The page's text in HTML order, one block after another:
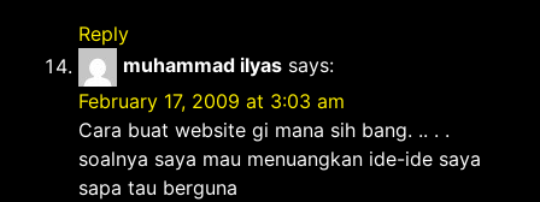
Reply
muhammad ilyas says:
February 17, 2009 at 3:03 am
Cara buat website gi mana sih bang. .. . .
soalnya saya mau menuangkan ide-ide saya
sapa tau berguna